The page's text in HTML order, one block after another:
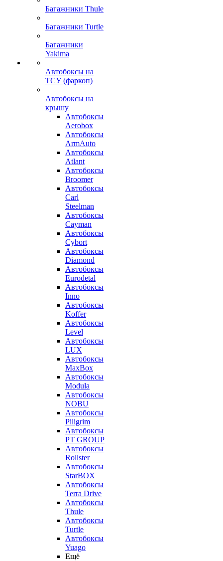
Багажники Thule
Багажники Turtle
Багажники
Yakima
Автобоксы на
ТСУ (фаркоп)
Автобоксы на
крышу
Автобоксы
Aerobox
Автобоксы
ArmAuto
Автобоксы
Atlant
Автобоксы
Broomer
Автобоксы
Carl
Steelman
Автобоксы
Cayman
Автобоксы
Cybort
Автобоксы
Diamond
Автобоксы
Eurodetal
Автобоксы
Inno
Автобоксы
Koffer
Автобоксы
Level
Автобоксы
LUX
Автобоксы
MaxBox
Автобоксы
Modula
Автобоксы
NOBU
Автобоксы
Piligrim
Автобоксы
PT GROUP
Автобоксы
Rollster
Автобоксы
StarBOX
Автобоксы
Terra Drive
Автобоксы
Thule
Автобоксы
Turtle
Автобоксы
Yuago
Ещё